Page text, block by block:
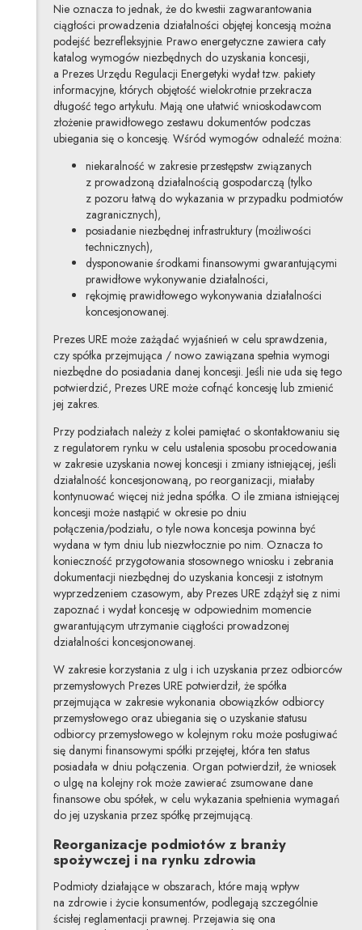
Nie oznacza to jednak, że do kwestii zagwarantowania
ciągłości prowadzenia działalności objętej koncesją można
podejść bezrefleksyjnie. Prawo energetyczne zawiera cały
katalog wymogów niezbędnych do uzyskania koncesji,
a Prezes Urzędu Regulacji Energetyki wydał tzw. pakiety
informacyjne, których objętość wielokrotnie przekracza
długość tego artykułu. Mają one ułatwić wnioskodawcom
złożenie prawidłowego zestawu dokumentów podczas
ubiegania się o koncesję. Wśród wymogów odnaleźć można:
niekaralność w zakresie przestępstw związanych
z prowadzoną działalnością gospodarczą (tylko
z pozoru łatwą do wykazania w przypadku podmiotów
zagranicznych),
posiadanie niezbędnej infrastruktury (możliwości
technicznych),
dysponowanie środkami finansowymi gwarantującymi
prawidłowe wykonywanie działalności,
rękojmię prawidłowego wykonywania działalności
koncesjonowanej.
Prezes URE może zażądać wyjaśnień w celu sprawdzenia,
czy spółka przejmująca / nowo zawiązana spełnia wymogi
niezbędne do posiadania danej koncesji. Jeśli nie uda się tego
potwierdzić, Prezes URE może cofnąć koncesję lub zmienić
jej zakres.
Przy podziałach należy z kolei pamiętać o skontaktowaniu się
z regulatorem rynku w celu ustalenia sposobu procedowania
w zakresie uzyskania nowej koncesji i zmiany istniejącej, jeśli
działalność koncesjonowaną, po reorganizacji, miałaby
kontynuować więcej niż jedna spółka. O ile zmiana istniejącej
koncesji może nastąpić w okresie po dniu
połączenia/podziału, o tyle nowa koncesja powinna być
wydana w tym dniu lub niezwłocznie po nim. Oznacza to
konieczność przygotowania stosownego wniosku i zebrania
dokumentacji niezbędnej do uzyskania koncesji z istotnym
wyprzedzeniem czasowym, aby Prezes URE zdążył się z nimi
zapoznać i wydał koncesję w odpowiednim momencie
gwarantującym utrzymanie ciągłości prowadzonej
działalności koncesjonowanej.
W zakresie korzystania z ulg i ich uzyskania przez odbiorców
przemysłowych Prezes URE potwierdził, że spółka
przejmująca w zakresie wykonania obowiązków odbiorcy
przemysłowego oraz ubiegania się o uzyskanie statusu
odbiorcy przemysłowego w kolejnym roku może posługiwać
się danymi finansowymi spółki przejętej, która ten status
posiadała w dniu połączenia. Organ potwierdził, że wniosek
o ulgę na kolejny rok może zawierać zsumowane dane
finansowe obu spółek, w celu wykazania spełnienia wymagań
do jej uzyskania przez spółkę przejmującą.
Reorganizacje podmiotów z branży
spożywczej i na rynku zdrowia
Podmioty działające w obszarach, które mają wpływ
na zdrowie i życie konsumentów, podlegają szczególnie
ścisłej reglamentacji prawnej. Przejawia się ona